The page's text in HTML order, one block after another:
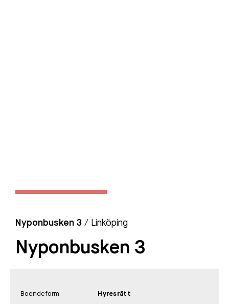
Nyponbusken 3 / Linköping
Nyponbusken 3
Boendeform Hyresrätt